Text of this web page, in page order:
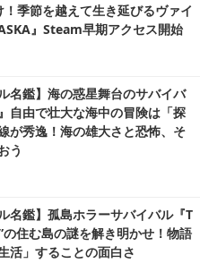
季節を越えて生き延びるヴァイ
』Steam早期アクセス開始
名鑑】海の惑星舞台のサバイバ
自由で壮大な海中の冒険は「探
が秀逸！海の雄大さと恐怖、そ
う
名鑑】孤島ホラーサバイバル『T
住む島の謎を解き明かせ！物語
活」することの面白さ